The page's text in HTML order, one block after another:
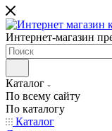
Интернет-магазин
Каталог
По всему сайту
По каталогу
Каталог